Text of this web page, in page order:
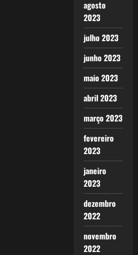
agosto
2023
julho 2023
junho 2023
maio 2023
abril 2023
março 2023
fevereiro
2023
janeiro
2023
dezembro
2022
novembro
2022